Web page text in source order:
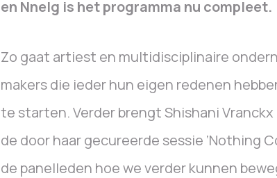
en Nnelg is het programma nu compleet.
Zo gaat artiest en multidisciplinaire
makers die ieder hun eigen redenen
te starten. Verder brengt Shishani Vranckx
de door haar gecureerde sessie ‘Nothing
de panelleden hoe we verder kunnen